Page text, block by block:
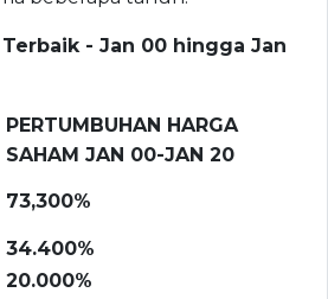
- Jan 00 hingga Jan
PERTUMBUHAN HARGA
SAHAM JAN 00-JAN 20
73,300%
34.400%
20.000%